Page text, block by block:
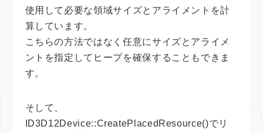
使用して必要な領域サイズとアライメントを計
算しています。
こちらの方法ではなく任意にサイズとアライメ
ントを指定してヒープを確保することもできま
す。
そして、
ID3D12Device::CreatePlacedResource()でリ